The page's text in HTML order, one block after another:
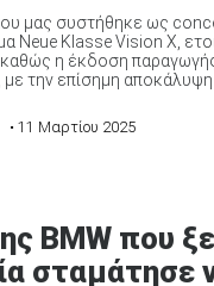
μας συστήθηκε ως
Neue Klasse Vision X,
η έκδοση
την επίσημη αποκάλυψη
• 11 Μαρτίου 2025
BMW που
σταμάτησε